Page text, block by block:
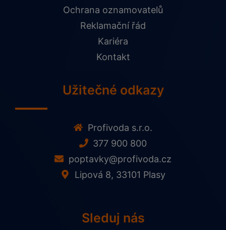
Ochrana oznamovatelů
Reklamační řád
Kariéra
Kontakt
Užitečné odkazy
Profivoda s.r.o.
377 900 800
poptavky@profivoda.cz
Lipová 8, 33101 Plasy
Sleduj nás